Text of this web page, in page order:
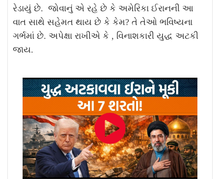
રેડાયું છે. જોવાનું એ રહે છે કે અમેરિકા ઈરાનની આ
વાત સાથે સહેમત થાય છે કે કેમ? તે તેઓ ભવિષ્યના
ગર્ભમાં છે. અપેક્ષા રાખીએ કે , વિનાશકારી યુદ્ધ અટકી
જાય.